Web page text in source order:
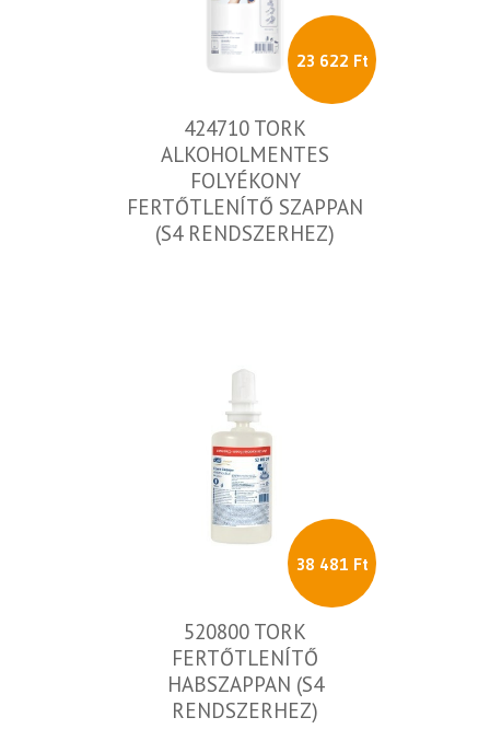
23 622 Ft
424710 TORK
ALKOHOLMENTES
FOLYÉKONY
FERTŐTLENÍTŐ SZAPPAN
(S4 RENDSZERHEZ)
38 481 Ft
520800 TORK
FERTŐTLENÍTŐ
HABSZAPPAN (S4
RENDSZERHEZ)